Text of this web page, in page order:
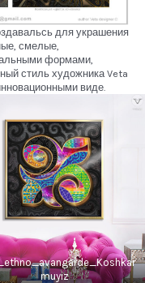
для украшения
смелые,
формами,
стиль художника Veta
виде.
muyiz